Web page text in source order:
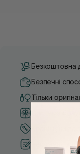
Безкоштовна
Безпечні
Тільки
Система
Кращі ціни
Рекомендації